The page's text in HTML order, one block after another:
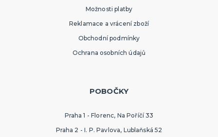
Možnosti platby
Reklamace a vrácení zboží
Obchodní podmínky
Ochrana osobních údajů
POBOČKY
Praha 1 - Florenc, Na Poříčí 33
Praha 2 - I. P. Pavlova, Lublaňská 52